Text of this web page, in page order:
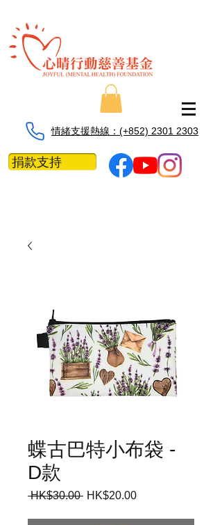
情緒支援熱線：​​(+852) 2301 2303
捐款支持
蝶古巴特小布袋 -
D款
HK$30.00 一HK$20.00促